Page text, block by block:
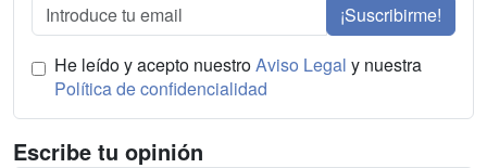
¡Suscribirme!
He leído y acepto nuestroAviso Legal y nuestra
Política de confidencialidad
Escribe tu opinión